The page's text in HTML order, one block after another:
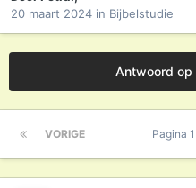
20 maart 2024 in Bijbelstudie
Antwoord
VORIGE Pagina